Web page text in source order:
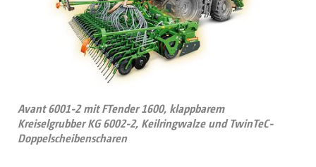
Avant 6001-2 mit FTender 1600, klappbarem
Kreiselgrubber KG 6002-2, Keilringwalze und TwinTeC-
Doppelscheibenscharen